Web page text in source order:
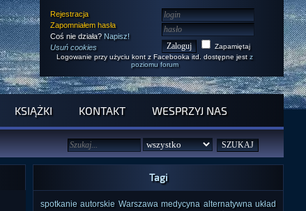
Rejestracja
Zapomniałem hasła
Coś nie działa? Napisz!
Usuń cookies
Zapamiętaj
Logowanie przy użyciu kont z Facebooka itd. dostępne jest z
poziomu forum
KSIĄŻKI KONTAKT WESPRZYJ NAS
Tagi
spotkanie autorskie Warszawa medycyna alternatywna układ